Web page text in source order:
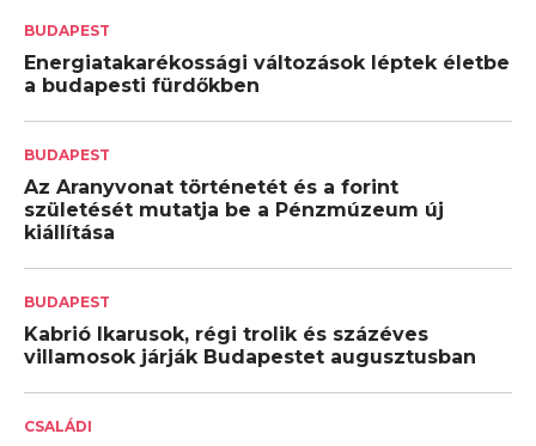
BUDAPEST
Energiatakarékossági változások léptek életbe
a budapesti fürdőkben
BUDAPEST
Az Aranyvonat történetét és a forint
születését mutatja be a Pénzmúzeum új
kiállítása
BUDAPEST
Kabrió Ikarusok, régi trolik és százéves
villamosok járják Budapestet augusztusban
CSALÁDI